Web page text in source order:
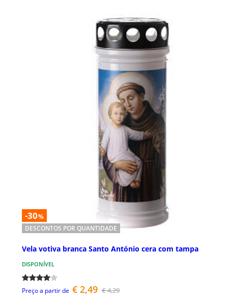
-30%
DESCONTOS POR QUANTIDADE
Vela votiva branca Santo António cera com tampa
DISPONÍVEL
Preço a partir de € 2,49 € 4,29